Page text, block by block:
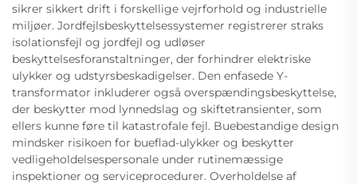
sikrer sikkert drift i forskellige vejrforhold og industrielle
miljøer. Jordfejlsbeskyttelsessystemer registrerer straks
isolationsfejl og jordfejl og udløser
beskyttelsesforanstaltninger, der forhindrer elektriske
ulykker og udstyrsbeskadigelser. Den enfasede Y-
transformator inkluderer også overspændingsbeskyttelse,
der beskytter mod lynnedslag og skiftetransienter, som
ellers kunne føre til katastrofale fejl. Buebestandige design
mindsker risikoen for bueflad-ulykker og beskytter
vedligeholdelsespersonale under rutinemæssige
inspektioner og serviceprocedurer. Overholdelse af